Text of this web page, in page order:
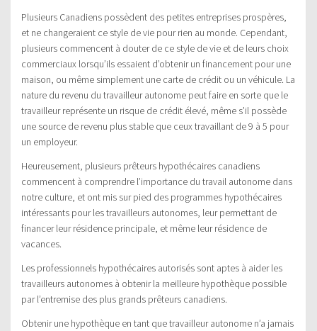
Plusieurs Canadiens possèdent des petites entreprises prospères,
et ne changeraient ce style de vie pour rien au monde. Cependant,
plusieurs commencent à douter de ce style de vie et de leurs choix
commerciaux lorsqu’ils essaient d’obtenir un financement pour une
maison, ou même simplement une carte de crédit ou un véhicule. La
nature du revenu du travailleur autonome peut faire en sorte que le
travailleur représente un risque de crédit élevé, même s’il possède
une source de revenu plus stable que ceux travaillant de 9 à 5 pour
un employeur.
Heureusement, plusieurs prêteurs hypothécaires canadiens
commencent à comprendre l’importance du travail autonome dans
notre culture, et ont mis sur pied des programmes hypothécaires
intéressants pour les travailleurs autonomes, leur permettant de
financer leur résidence principale, et même leur résidence de
vacances.
Les professionnels hypothécaires autorisés sont aptes à aider les
travailleurs autonomes à obtenir la meilleure hypothèque possible
par l’entremise des plus grands prêteurs canadiens.
Obtenir une hypothèque en tant que travailleur autonome n’a jamais